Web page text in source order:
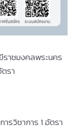
ราชมงคลพระนคร
รา
รวิชาการ 1 อัตรา